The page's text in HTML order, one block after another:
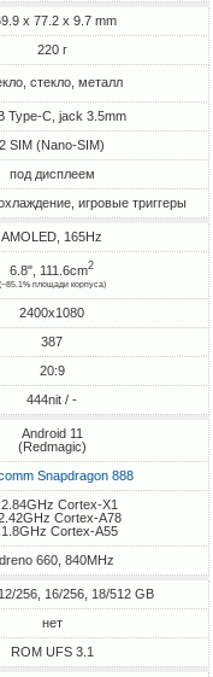
x 77.2 x 9.7 mm
220 г
стекло, металл
Type-C, jack 3.5mm
2 SIM (Nano-SIM)
под дисплеем
игровые триггеры
AMOLED, 165Hz
6.8", 111.6cm2
(~85.1% площади корпуса)
2400x1080
387
20:9
444nit / -
Android 11
(Redmagic)
Snapdragon 888
Cortex-X1
Cortex-A78
Cortex-A55
660, 840MHz
256, 16/256, 18/512 GB
нет
ROM UFS 3.1